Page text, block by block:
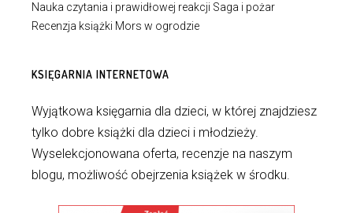
Nauka czytania i prawidłowej reakcji Saga i pożar
Recenzja książki Mors w ogrodzie
KSIĘGARNIA INTERNETOWA
Wyjątkowa księgarnia dla dzieci, w której znajdziesz
tylko dobre książki dla dzieci i młodzieży.
Wyselekcjonowana oferta, recenzje na naszym
blogu, możliwość obejrzenia książek w środku.